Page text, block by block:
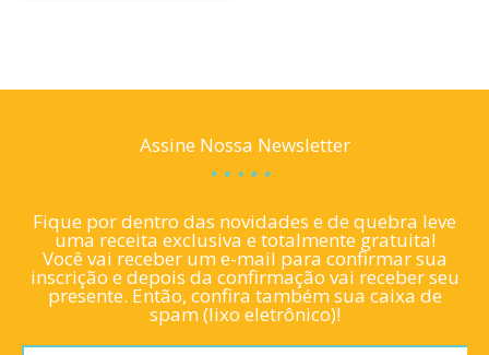
Assine Nossa Newsletter
Fique por dentro das novidades e de quebra leve
uma receita exclusiva e totalmente gratuita!
Você vai receber um e-mail para confirmar sua
inscrição e depois da confirmação vai receber seu
presente. Então, confira também sua caixa de
spam (lixo eletrônico)!